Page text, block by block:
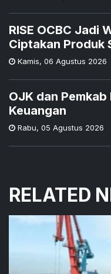
RISE OCBC Jadi
Ciptakan Produk
Kamis, 06 Agustus 2026
OJK dan
Keuangan
Rabu, 05 Agustus 2026
RELATED